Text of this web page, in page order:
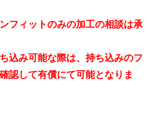
フィットのみの加工の相談は承
込み可能な際は、持ち込みのフ
認して有償にて可能となりま